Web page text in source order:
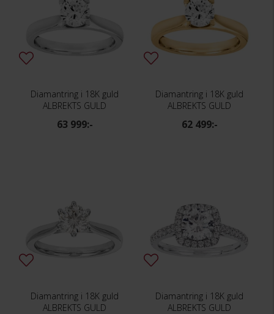
Diamantring i 18K guld
ALBREKTS GULD
63 999:-
Diamantring i 18K guld
ALBREKTS GULD
62 499:-
Diamantring i 18K guld
ALBREKTS GULD
Diamantring i 18K guld
ALBREKTS GULD